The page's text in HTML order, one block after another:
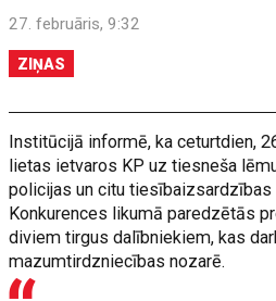
27. februāris, 9:32
ZIŅAS
Institūcijā informē, ka ceturtdien,
lietas ietvaros KP uz tiesneša
policijas un citu
Konkurences likumā paredzētās
diviem tirgus dalībniekiem, kas
mazumtirdzniecības nozarē.